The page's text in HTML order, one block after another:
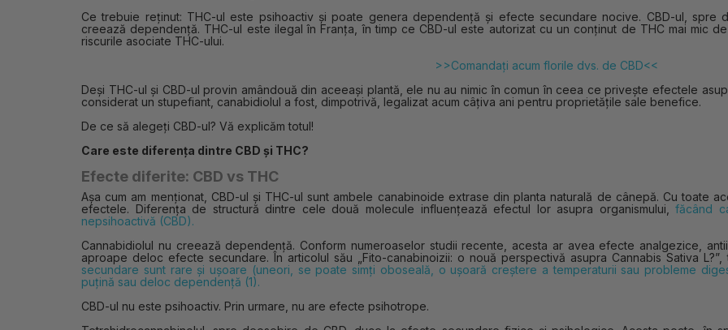
Ce trebuie reținut: THC-ul este psihoactiv și poate genera dependență și efecte secundare nocive. CBD-ul,
creează dependență. THC-ul este ilegal în Franța, în timp ce CBD-ul este autorizat cu un conținut de THC mai mic
riscurile asociate THC-ului.
>>Comandați acum florile dvs. de CBD<<
Deși THC-ul și CBD-ul provin amândouă din aceeași plantă, ele nu au nimic în comun în ceea ce privește efectele
considerat un stupefiant, canabidiolul a fost, dimpotrivă, legalizat acum câțiva ani pentru proprietățile sale benefice.
De ce să alegeți CBD-ul? Vă explicăm totul!
Care este diferența dintre CBD și THC?
Efecte diferite: CBD vs THC
Așa cum am menționat, CBD-ul și THC-ul sunt ambele canabinoide extrase din planta naturală de cânepă. Cu toate
efectele. Diferența de structură dintre cele două molecule influențează efectul lor asupra organismului,făcând
nepsihoactivă (CBD).
Cannabidiolul nu creează dependență. Conform numeroaselor studii recente, acesta ar avea efecte analgezice,
aproape deloc efecte secundare. În articolul său „Fito-canabinoizii: o nouă perspectivă asupra Cannabis Sativa
secundare sunt rare și ușoare (uneori, se poate simți oboseală, o ușoară creștere a temperaturii sau probleme
puțină sau deloc dependență (1).
CBD-ul nu este psihoactiv. Prin urmare, nu are efecte psihotrope.